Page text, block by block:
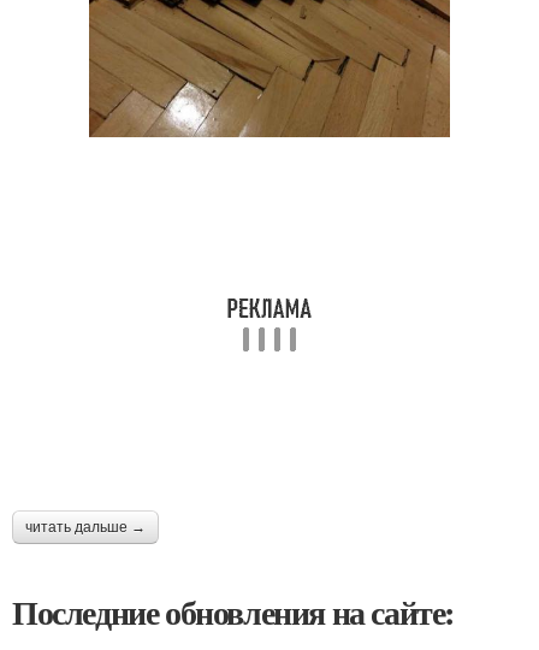
читать дальше →
Последние обновления на сайте: